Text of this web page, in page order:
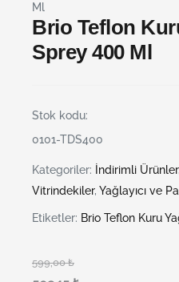
Ml
Brio Teflon
Sprey 400 Ml
Stok kodu:
0101-TDS400
Kategoriler: İndirimli Ürünler,
Vitrindekiler, Yağlayıcı ve
Etiketler: Brio Teflon Kuru
599,00₺